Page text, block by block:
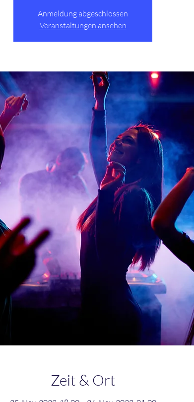
Anmeldung abgeschlossen
Veranstaltungen ansehen
Zeit & Ort